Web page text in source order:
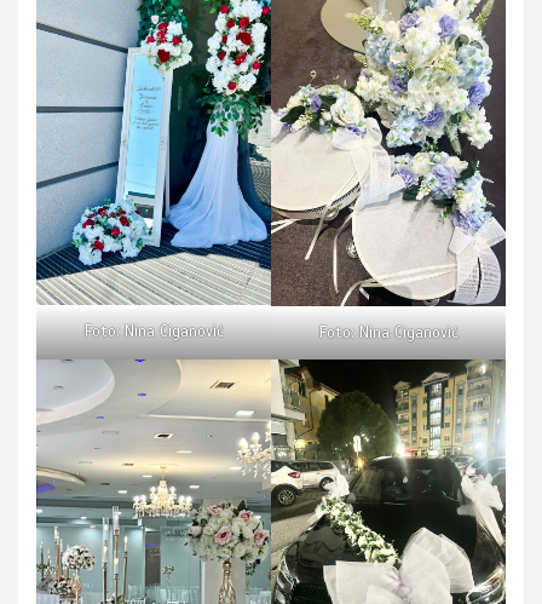
Foto: Nina Ciganović Foto: Nina Ciganović